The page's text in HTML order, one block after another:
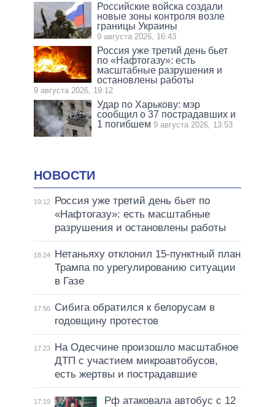
Российские войска создали
новые зоны контроля возле
границы Украины
9 августа 2026, 16:43
Россия уже третий день бьет
по «Нафтогазу»: есть
масштабные разрушения и
остановлены работы
9 августа 2026, 19:12
Удар по Харькову: мэр
сообщил о 37 пострадавших и
1 погибшем 9 августа 2026, 13:53
НОВОСТИ
19:12
Россия уже третий день бьет по
«Нафтогазу»: есть масштабные
разрушения и остановлены работы
18:24
Нетаньяху отклонил 15-пунктный план
Трампа по урегулированию ситуации
в Газе
17:56
Сибига обратился к белорусам в
годовщину протестов
17:23
На Одесчине произошло масштабное
ДТП с участием микроавтобусов,
есть жертвы и пострадавшие
17:19
Рф атаковала автобус с 12